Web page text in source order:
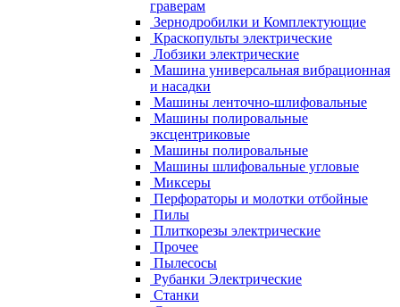
граверам
Зернодробилки и Комплектующие
Краскопульты электрические
Лобзики электрические
Машина универсальная вибрационная
и насадки
Машины ленточно-шлифовальные
Машины полировальные
эксцентриковые
Машины полировальные
Машины шлифовальные угловые
Миксеры
Перфораторы и молотки отбойные
Пилы
Плиткорезы электрические
Прочее
Пылесосы
Рубанки Электрические
Станки